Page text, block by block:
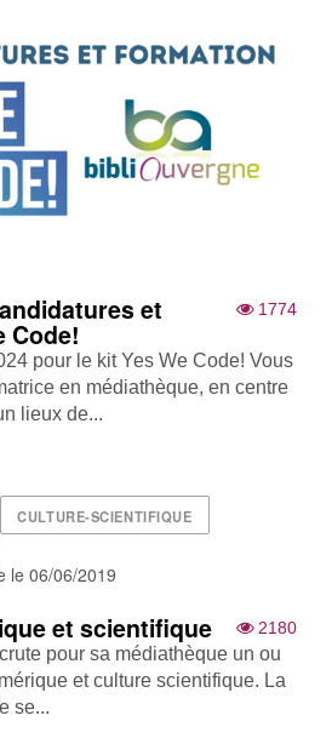
1774
et
Code!
pour le kit Yes We Code! Vous
en médiathèque, en centre
lieux de...
CULTURE-SCIENTIFIQUE
le06/06/2019
2180
et scientifique
pour sa médiathèque un ou
et culture scientifique. La
se...